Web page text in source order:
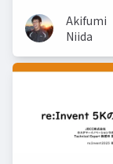
Akifumi
Niida